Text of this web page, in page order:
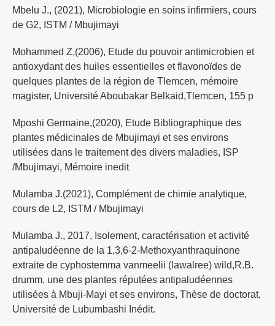
Mbelu J., (2021), Microbiologie en soins infirmiers, cours
de G2, ISTM / Mbujimayi
Mohammed Z,(2006), Etude du pouvoir antimicrobien et
antioxydant des huiles essentielles et flavonoïdes de
quelques plantes de la région de Tlemcen, mémoire
magister, Université Aboubakar Belkaid,Tlemcen, 155 p
Mposhi Germaine,(2020), Etude Bibliographique des
plantes médicinales de Mbujimayi et ses environs
utilisées dans le traitement des divers maladies, ISP
/Mbujimayi, Mémoire inedit
Mulamba J.(2021), Complément de chimie analytique,
cours de L2, ISTM / Mbujimayi
Mulamba J., 2017, Isolement, caractérisation et activité
antipaludéenne de la 1,3,6-2-Methoxyanthraquinone
extraite de cyphostemma vanmeelii (lawalree) wild,R.B.
drumm, une des plantes réputées antipaludéennes
utilisées à Mbuji-Mayi et ses environs, Thèse de doctorat,
Université de Lubumbashi Inédit.